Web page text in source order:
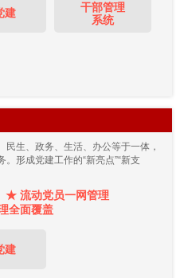
建
干部管理
系统
民生、政务、生活、办公等于一体，
形成党建工作的“新亮点”“新支
★ 流动党员一网管理
全面覆盖
建